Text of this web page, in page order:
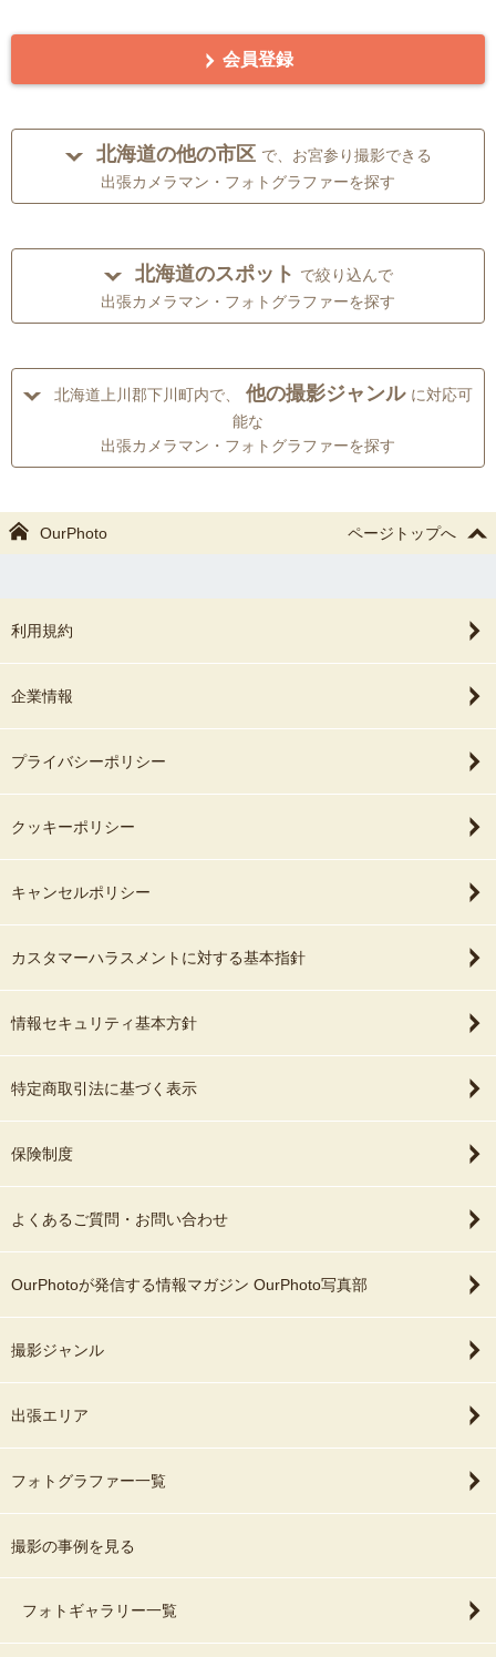
会員登録
北海道の他の市区 で、お宮参り撮影できる
出張カメラマン・フォトグラファーを探す
北海道のスポット で絞り込んで
出張カメラマン・フォトグラファーを探す
北海道上川郡下川町内で、 他の撮影ジャンル に対応可
能な
出張カメラマン・フォトグラファーを探す
OurPhoto ページトップへ
利用規約
企業情報
プライバシーポリシー
クッキーポリシー
キャンセルポリシー
カスタマーハラスメントに対する基本指針
情報セキュリティ基本方針
特定商取引法に基づく表示
保険制度
よくあるご質問・お問い合わせ
OurPhotoが発信する情報マガジン OurPhoto写真部
撮影ジャンル
出張エリア
フォトグラファー一覧
撮影の事例を見る
フォトギャラリー一覧